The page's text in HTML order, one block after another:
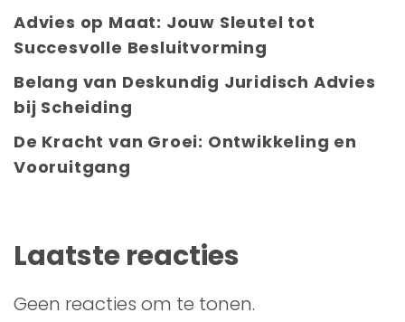
Advies op Maat: Jouw Sleutel tot
Succesvolle Besluitvorming
Belang van Deskundig Juridisch Advies
bij Scheiding
De Kracht van Groei: Ontwikkeling en
Vooruitgang
Laatste reacties
Geen reacties om te tonen.